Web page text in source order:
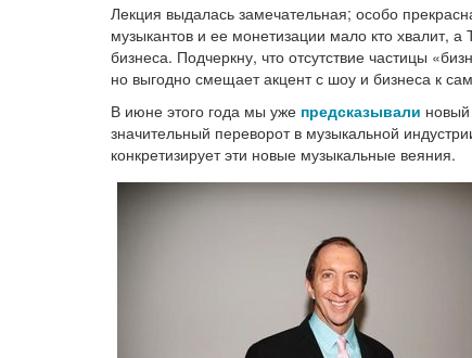
Лекция выдалась замечательная; особо
музыкантов и ее монетизации мало кто хвалит,
бизнеса. Подчеркну, что отсутствие частицы
но выгодно смещает акцент с шоу и бизнеса к
В июне этого года мы уже предсказывали
значительный переворот в музыкальной
конкретизирует эти новые музыкальные веяния.